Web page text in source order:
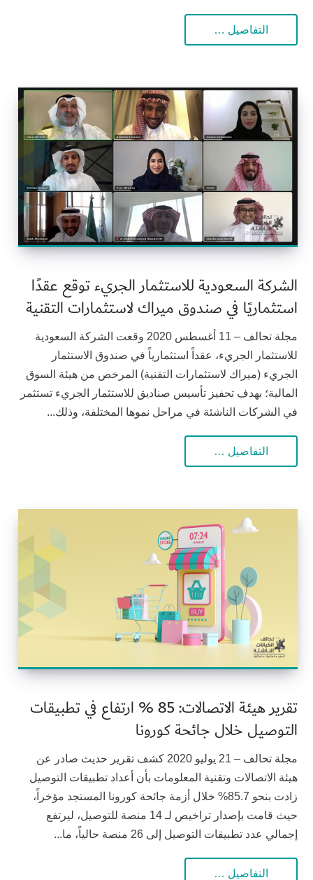
التفاصيل …
الشركة السعودية للاستثمار الجريء توقع عقدًا
استثماريًا في صندوق ميراك لاستثمارات التقنية
مجلة تحالف – 11 أغسطس 2020 وقعت الشركة السعودية
للاستثمار الجريء، عقداً استثمارياً في صندوق الاستثمار
الجريء (ميراك لاستثمارات التقنية) المرخص من هيئة السوق
المالية؛ بهدف تحفيز تأسيس صناديق للاستثمار الجريء تستثمر
في الشركات الناشئة في مراحل نموها المختلفة، وذلك...
التفاصيل …
تقرير هيئة الاتصالات: 85 % ارتفاع في تطبيقات
التوصيل خلال جائحة كورونا
مجلة تحالف – 21 يوليو 2020 كشف تقرير حديث صادر عن
هيئة الاتصالات وتقنية المعلومات بأن أعداد تطبيقات التوصيل
زادت بنحو 85.7% خلال أزمة جائحة كورونا المستجد مؤخراً،
حيث قامت بإصدار تراخيص لـ 14 منصة للتوصيل، ليرتفع
إجمالي عدد تطبيقات التوصيل إلى 26 منصة حالياً، ما...
التفاصيل …